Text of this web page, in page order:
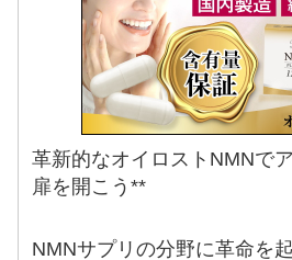
革新的なオイロストNMNで
扉を開こう**
NMNサプリの分野に革命を